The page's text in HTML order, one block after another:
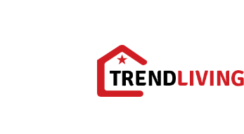
Trendliving.pl